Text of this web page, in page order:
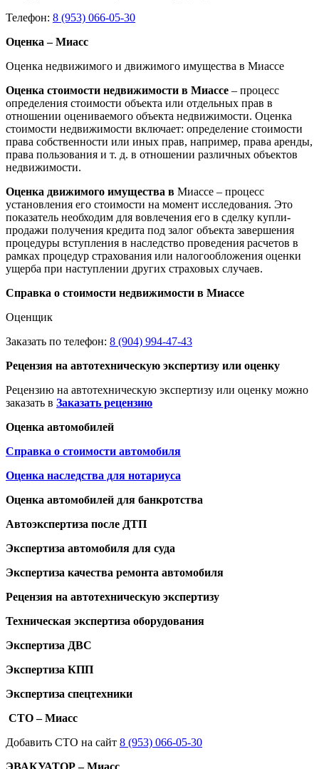
Телефон: 8 (953) 066-05-30
Оценка – Миасс
Оценка недвижимого и движимого имущества в Миассе
Оценка стоимости недвижимости в Миассе – процесс
определения стоимости объекта или отдельных прав в
отношении оцениваемого объекта недвижимости. Оценка
стоимости недвижимости включает: определение стоимости
права собственности или иных прав, например, права аренды,
права пользования и т. д. в отношении различных объектов
недвижимости.
Оценка движимого имущества в Миассе – процесс
установления его стоимости на момент исследования. Это
показатель необходим для вовлечения его в сделку купли-
продажи получения кредита под залог объекта завершения
процедуры вступления в наследство проведения расчетов в
рамках процедур страхования или налогообложения оценки
ущерба при наступлении других страховых случаев.
Справка о стоимости недвижимости в Миассе
Оценщик
Заказать по телефон: 8 (904) 994-47-43
Рецензия на автотехническую экспертизу или оценку
Рецензию на автотехническую экспертизу или оценку можно
заказать в Заказать рецензию
Оценка автомобилей
Справка о стоимости автомобиля
Оценка наследства для нотариуса
Оценка автомобилей для банкротства
Автоэкспертиза после ДТП
Экспертиза автомобиля для суда
Экспертиза качества ремонта автомобиля
Рецензия на автотехническую экспертизу
Техническая экспертиза оборудования
Экспертиза ДВС
Экспертиза КПП
Экспертиза спецтехники
СТО – Миасс
Добавить СТО на сайт 8 (953) 066-05-30
ЭВАКУАТОР – Миасс